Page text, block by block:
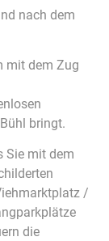
nach dem
mit dem Zug
bringt.
Sie mit dem
/
die